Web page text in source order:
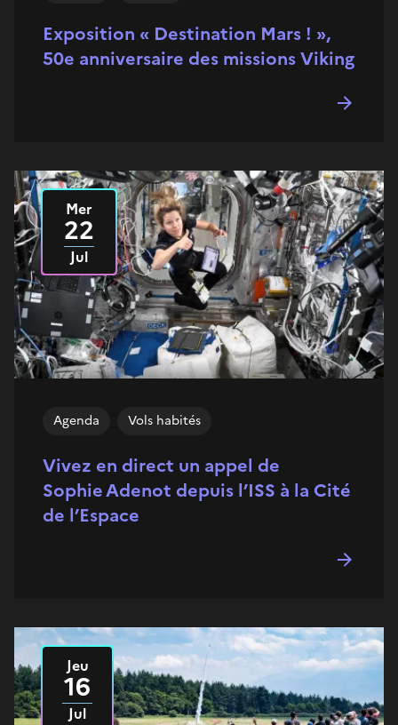
Exposition « Destination Mars ! »,
50e anniversaire des missions Viking
Vivez en direct un appel de
Sophie Adenot depuis l’ISS à la Cité
de l’Espace
Agenda Vols habités
Mer
22
Jul
2026
Jeu
16
Jul
2026